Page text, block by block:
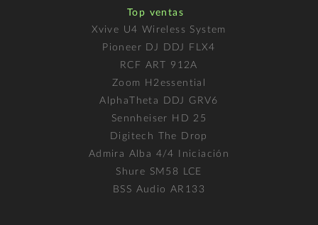
Top ventas
Xvive U4 Wireless System
Pioneer DJ DDJ FLX4
RCF ART 912A
Zoom H2essential
AlphaTheta DDJ GRV6
Sennheiser HD 25
Digitech The Drop
Admira Alba 4/4 Iniciación
Shure SM58 LCE
BSS Audio AR133